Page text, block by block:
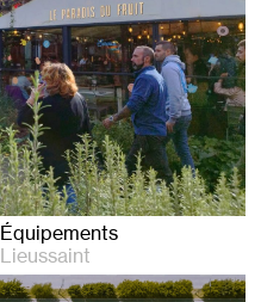
Équipements
Lieussaint